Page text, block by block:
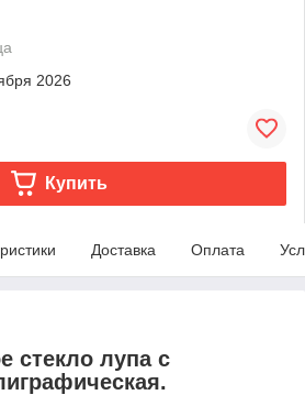
2026
Купить
Доставка Оплата
стекло лупа с